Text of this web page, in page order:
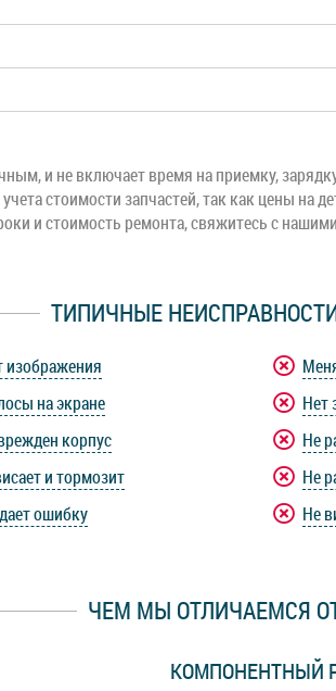
и не включает время на приемку,
стоимости запчастей, так как цены
и стоимость ремонта, свяжитесь с
ТИПИЧНЫЕ
изображения
на экране
корпус
и тормозит
ошибку
Нет
Не
Не
Не
ЧЕМ МЫ ОТЛИЧАЕМСЯ
КОМПОНЕНТНЫЙ